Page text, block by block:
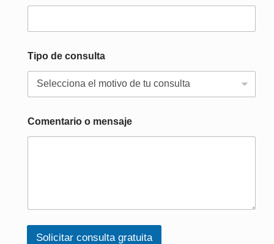
Tipo de consulta
Comentario o mensaje
Solicitar consulta gratuita